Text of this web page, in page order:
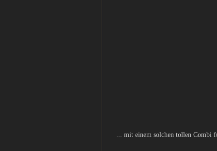
... mit einem solchen tollen Combi